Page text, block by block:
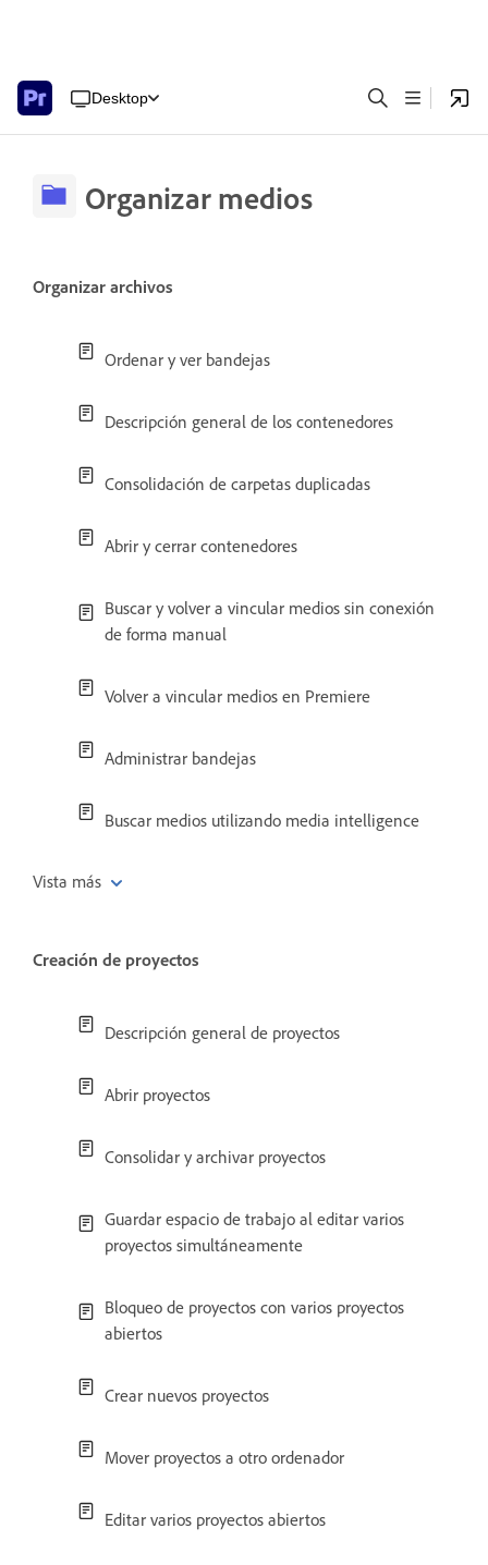
Desktop
Organizar medios
Organizar archivos
Ordenar y ver bandejas
Descripción general de los contenedores
Consolidación de carpetas duplicadas
Abrir y cerrar contenedores
Buscar y volver a vincular medios sin conexión
de forma manual
Volver a vincular medios en Premiere
Administrar bandejas
Buscar medios utilizando media intelligence
Vista más
Creación de proyectos
Descripción general de proyectos
Abrir proyectos
Consolidar y archivar proyectos
Guardar espacio de trabajo al editar varios
proyectos simultáneamente
Bloqueo de proyectos con varios proyectos
abiertos
Crear nuevos proyectos
Mover proyectos a otro ordenador
Editar varios proyectos abiertos